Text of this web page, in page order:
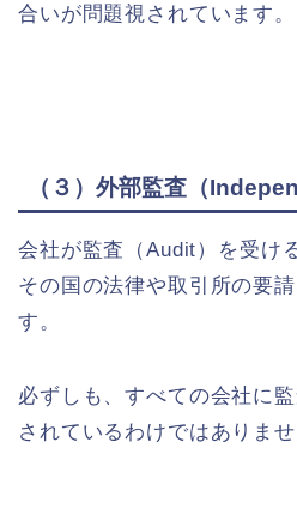
合いが問題視されています。
（３）外部監査（
会社が監査（Audit）を受け
その国の法律や取引所の要
す。
必ずしも、すべての会社に
されているわけではありませ